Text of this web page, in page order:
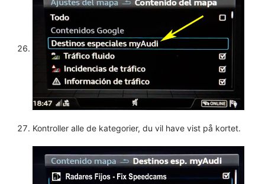
Kontroller alle de kategorier, du vil have vist på kortet.